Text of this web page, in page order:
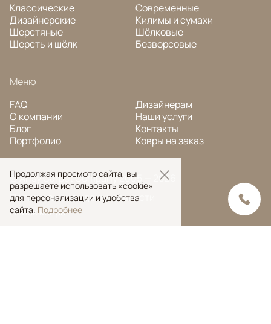
Классические
Дизайнерские
Шерстяные
Шерсть и шёлк
Современные
Килимы и сумахи
Шёлковые
Безворсовые
Меню
FAQ
О компании
Блог
Портфолио
Дизайнерам
Наши услуги
Контакты
Ковры на заказ
© Ansy Carpet Company 2005 — 2026
Политика конфиденциальности
Поиск ковра
Продолжая просмотр сайта, вы
разрешаете использовать «cookie»
для персонализации и удобства
сайта. Подробнее